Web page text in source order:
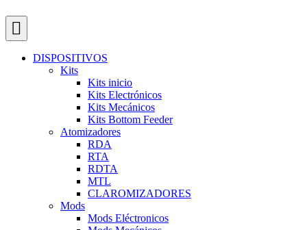
DISPOSITIVOS
Kits
Kits inicio
Kits Electrónicos
Kits Mecánicos
Kits Bottom Feeder
Atomizadores
RDA
RTA
RDTA
MTL
CLAROMIZADORES
Mods
Mods Eléctronicos